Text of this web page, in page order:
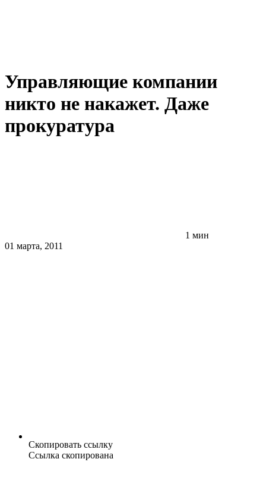
Управляющие компании
никто не накажет. Даже
прокуратура
1 мин
01 марта, 2011
Скопировать ссылку
Ссылка скопирована